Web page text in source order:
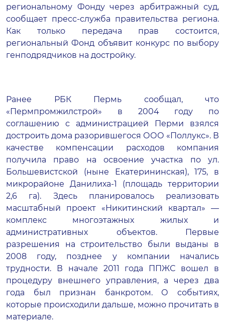
региональному Фонду через арбитражный суд,
сообщает пресс-служба правительства региона.
Как только передача прав состоится,
региональный Фонд объявит конкурс по выбору
генподрядчиков на достройку.
Ранее РБК Пермь сообщал, что
«Пермпромжилстрой» в 2004 году по
соглашению с администрацией Перми взялся
достроить дома разорившегося ООО «Поллукс». В
качестве компенсации расходов компания
получила право на освоение участка по ул.
Большевистской (ныне Екатерининская), 175, в
микрорайоне Данилиха-1 (площадь территории
2,6 га). Здесь планировалось реализовать
масштабный проект «Никитинский квартал» —
комплекс многоэтажных жилых и
административных объектов. Первые
разрешения на строительство были выданы в
2008 году, позднее у компании начались
трудности. В начале 2011 года ППЖС вошел в
процедуру внешнего управления, а через два
года был признан банкротом. О событиях,
которые происходили дальше, можно прочитать в
материале.